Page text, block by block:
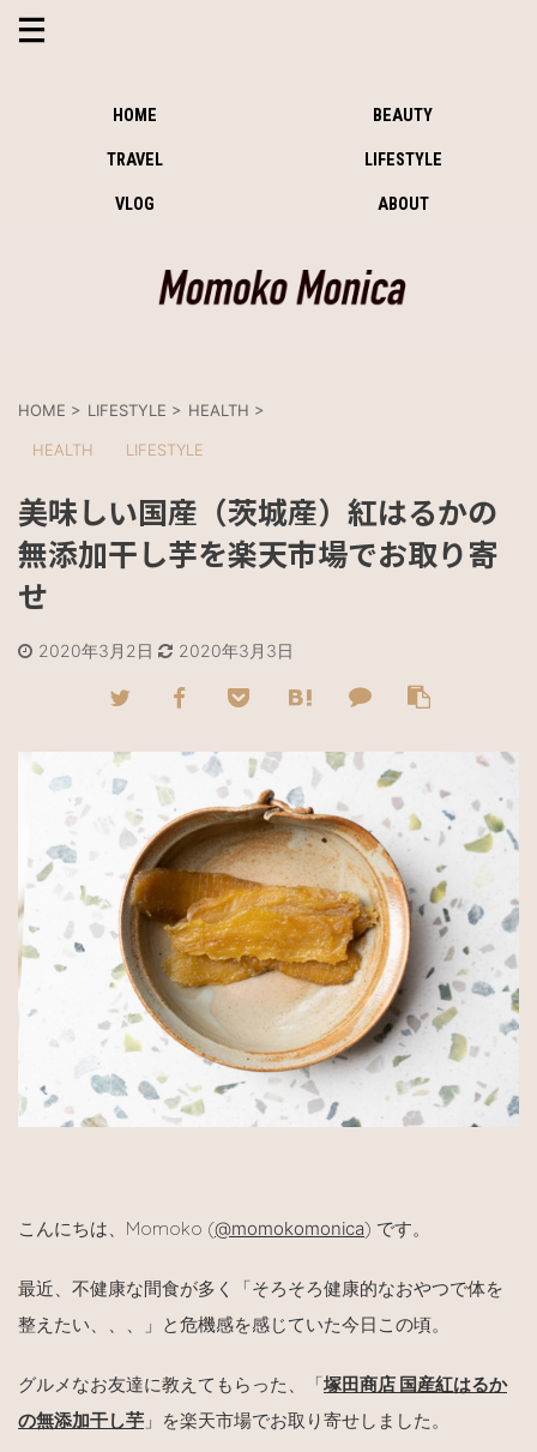
HOME BEAUTY
TRAVEL LIFESTYLE
VLOG ABOUT
HOME > LIFESTYLE > HEALTH >
HEALTH LIFESTYLE
美味しい国産（茨城産）紅はるかの
無添加干し芋を楽天市場でお取り寄
せ
2020年3月2日 2020年3月3日
こんにちは、 Momoko (@momokomonica) です。
最近、不健康な間食が多く「そろそろ健康的なおやつで体を
整えたい、、、」と危機感を感じていた今日この頃。
グルメなお友達に教えてもらった、「塚田商店 国産紅はるか
の無添加干し芋 」を楽天市場でお取り寄せしました。